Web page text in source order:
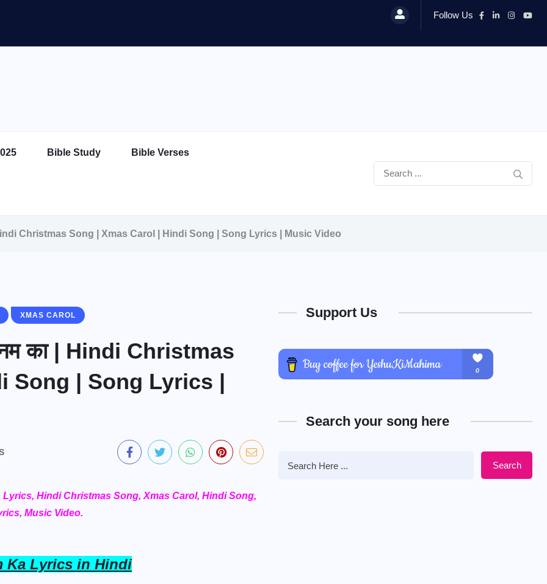
Follow Us
Bible Study Bible Verses
Christmas Song | Xmas Carol | Hindi Song | Song Lyrics | Music Video
XMAS CAROL
का | Hindi Christmas
Song | Song Lyrics |
Lyrics, Hindi Christmas Song, Xmas Carol, Hindi Song,
Music Video.
Ka Lyrics in Hindi
Support Us
Search your song here
Search